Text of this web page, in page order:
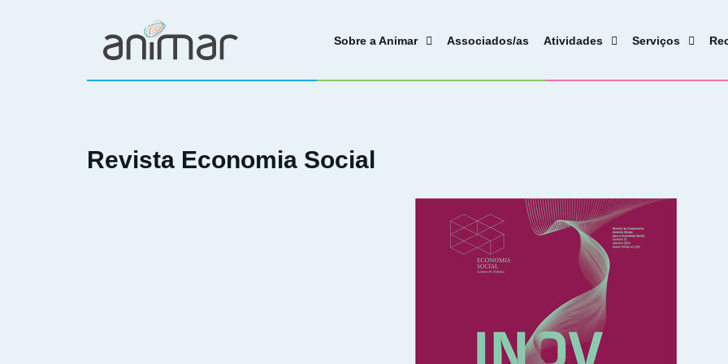
Sobre a Animar Associados/as Atividades Serviços
Revista Economia Social